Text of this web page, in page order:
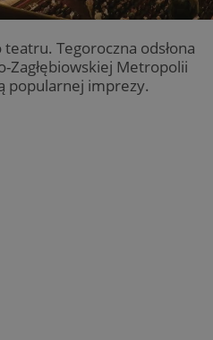
Tegoroczna odsłona
Zagłębiowskiej Metropolii
popularnej imprezy.